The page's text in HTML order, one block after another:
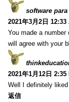
software
2021年3月2日 12:33
You made a
will agree with your
2021年1月12日 2:35
Well I definitely
返信